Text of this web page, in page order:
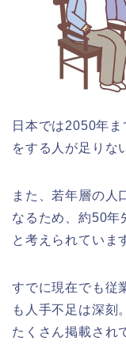
日本では2050年
をする人が足りな
また、若年層の人
なるため、約50年
と考えられていま
すでに現在でも従
も人手不足は深刻
たくさん掲載され